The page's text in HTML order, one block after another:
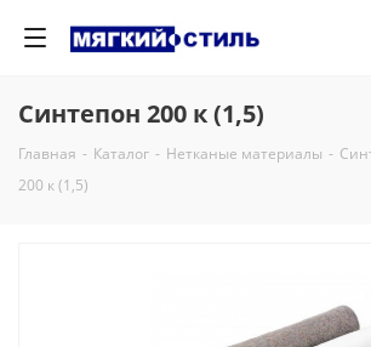
Синтепон 200 к (1,5)
Главная - Каталог - Нетканые материалы -
200 к (1,5)